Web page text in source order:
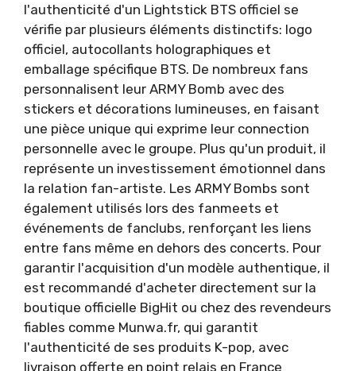
l'authenticité d'un Lightstick BTS officiel se
vérifie par plusieurs éléments distinctifs: logo
officiel, autocollants holographiques et
emballage spécifique BTS. De nombreux fans
personnalisent leur ARMY Bomb avec des
stickers et décorations lumineuses, en faisant
une pièce unique qui exprime leur connection
personnelle avec le groupe. Plus qu'un produit, il
représente un investissement émotionnel dans
la relation fan-artiste. Les ARMY Bombs sont
également utilisés lors des fanmeets et
événements de fanclubs, renforçant les liens
entre fans même en dehors des concerts. Pour
garantir l'acquisition d'un modèle authentique, il
est recommandé d'acheter directement sur la
boutique officielle BigHit ou chez des revendeurs
fiables comme Munwa.fr, qui garantit
l'authenticité de ses produits K-pop, avec
livraison offerte en point relais en France